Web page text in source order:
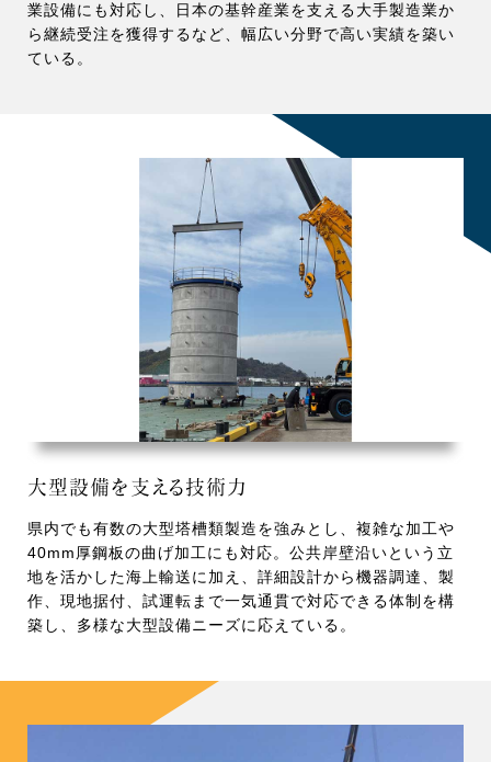
業設備にも対応し、日本の基幹産業を支える大手製造業か
ら継続受注を獲得するなど、幅広い分野で高い実績を築い
ている。
大型設備を支える技術力
県内でも有数の大型塔槽類製造を強みとし、複雑な加工や
40mm厚鋼板の曲げ加工にも対応。公共岸壁沿いという立
地を活かした海上輸送に加え、詳細設計から機器調達、製
作、現地据付、試運転まで一気通貫で対応できる体制を構
築し、多様な大型設備ニーズに応えている。